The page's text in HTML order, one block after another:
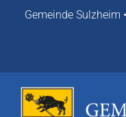
Gemeinde Sulzheim